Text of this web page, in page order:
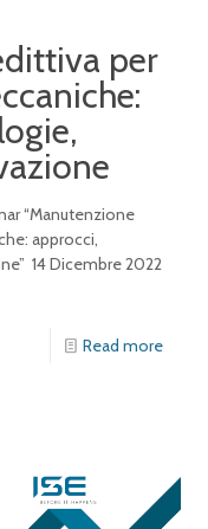
per
“Manutenzione
approcci,
14 Dicembre 2022
Read more